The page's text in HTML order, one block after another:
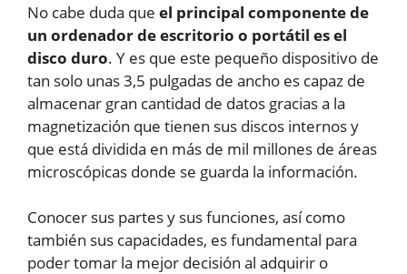
No cabe duda que el principal componente de
un ordenador de escritorio o portátil es el
disco duro. Y es que este pequeño dispositivo de
tan solo unas 3,5 pulgadas de ancho es capaz de
almacenar gran cantidad de datos gracias a la
magnetización que tienen sus discos internos y
que está dividida en más de mil millones de áreas
microscópicas donde se guarda la información.
Conocer sus partes y sus funciones, así como
también sus capacidades, es fundamental para
poder tomar la mejor decisión al adquirir o